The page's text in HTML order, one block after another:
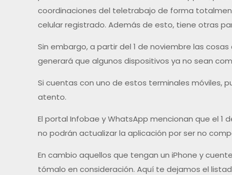
coordinaciones del teletrabajo de forma
celular registrado. Además de esto, tiene otras
Sin embargo, a partir del 1 de noviembre las
generará que algunos dispositivos ya no sean
Si cuentas con uno de estos terminales móviles,
atento.
El portal Infobae y WhatsApp mencionan que el
no podrán actualizar la aplicación por ser no
En cambio aquellos que tengan un iPhone y
tómalo en consideración. Aquí te dejamos el